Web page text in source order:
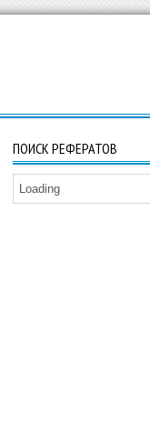
ПОИСК РЕФЕРАТОВ
Loading